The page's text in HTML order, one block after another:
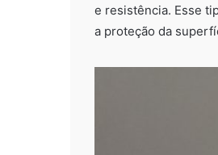
e resistência. Esse
a proteção da